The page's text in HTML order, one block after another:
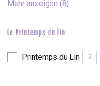
Mehr anzeigen (8)
Le Printemps du lin
Printemps du Lin 3